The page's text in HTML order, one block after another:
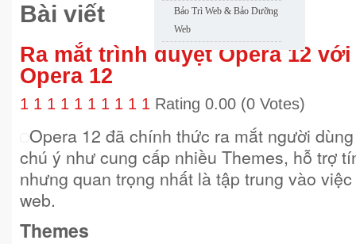
Bảo Trì Web & Bảo Dưỡng
Web
Bài viết
Ra mắt trình duyệt Opera 12
Opera 12
1 1 1 1 1 1 1 1 1 1 Rating 0.00 (0 Votes)
Opera 12 đã chính thức ra mắt người
chú ý như cung cấp nhiều Themes, hỗ trợ
nhưng quan trọng nhất là tập trung vào
web.
Themes